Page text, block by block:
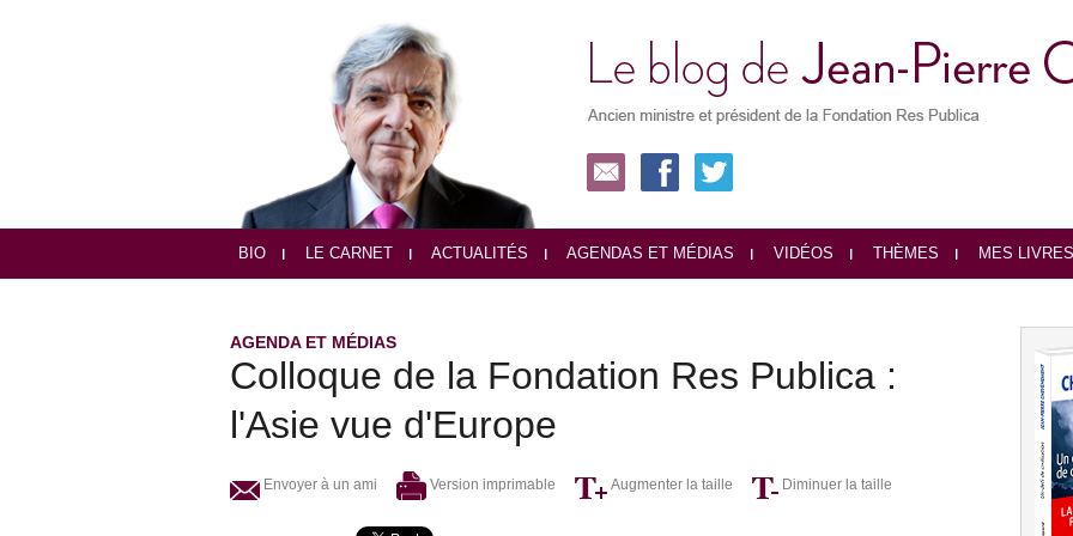
BIO LE CARNET ACTUALITÉS AGENDAS ET MÉDIAS VIDÉOS THÈMES MES LIVRES
AGENDA ET MÉDIAS
Colloque de la Fondation Res Publica :
l'Asie vue d'Europe
Envoyer à un ami Version imprimable Augmenter la taille Diminuer la taille